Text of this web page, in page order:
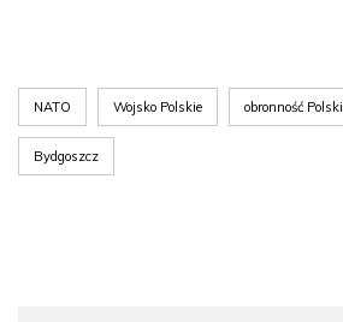
NATO Wojsko Polskie obronność Polski
Bydgoszcz